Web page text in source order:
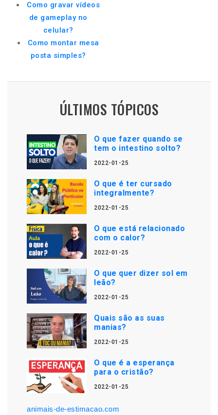
Como gravar vídeos
de gameplay no
celular?
Como montar mesa
posta simples?
ÚLTIMOS TÓPICOS
O que fazer quando se
tem o intestino solto?
2022-01-25
O que é ter cursado
integralmente?
2022-01-25
O que está relacionado
com o calor?
2022-01-25
O que quer dizer sol em
leão?
2022-01-25
Quais são as suas
manias?
2022-01-25
O que é a esperança
para o cristão?
2022-01-25
animais-de-estimacao.com